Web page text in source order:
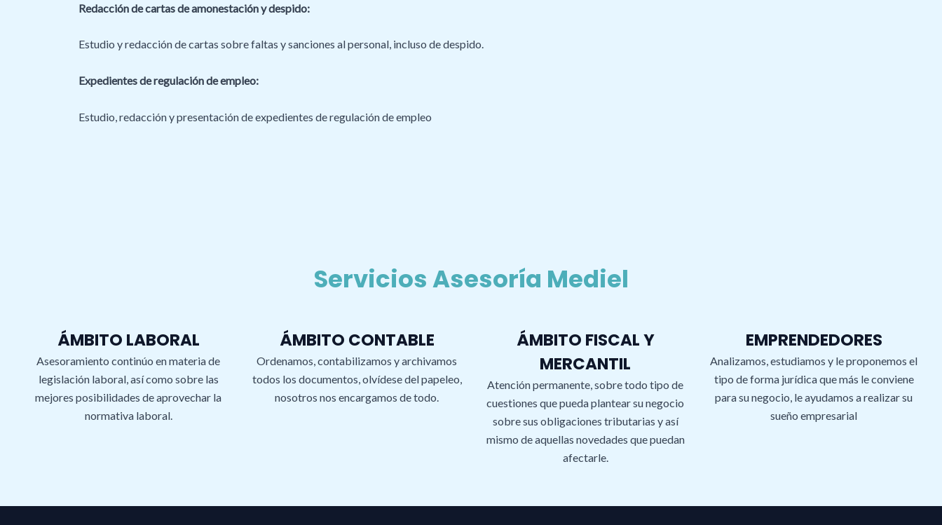
Redacción de cartas de amonestación y despido:
Estudio y redacción de cartas sobre faltas y sanciones al personal, incluso de despido.
Expedientes de regulación de empleo:
Estudio, redacción y presentación de expedientes de regulación de empleo
ÁMBITO LABORAL
Asesoramiento continúo en materia de
legislación laboral, así como sobre las
mejores posibilidades de aprovechar la
normativa laboral.
ÁMBITO CONTABLE
Ordenamos, contabilizamos y archivamos
todos los documentos, olvídese del papeleo,
nosotros nos encargamos de todo.
ÁMBITO FISCAL Y
MERCANTIL
Atención permanente, sobre todo tipo de
cuestiones que pueda plantear su negocio
sobre sus obligaciones tributarias y así
mismo de aquellas novedades que puedan
afectarle.
EMPRENDEDORES
Analizamos, estudiamos y le proponemos el
tipo de forma jurídica que más le conviene
para su negocio, le ayudamos a realizar su
sueño empresarial
Servicios Asesoría Mediel